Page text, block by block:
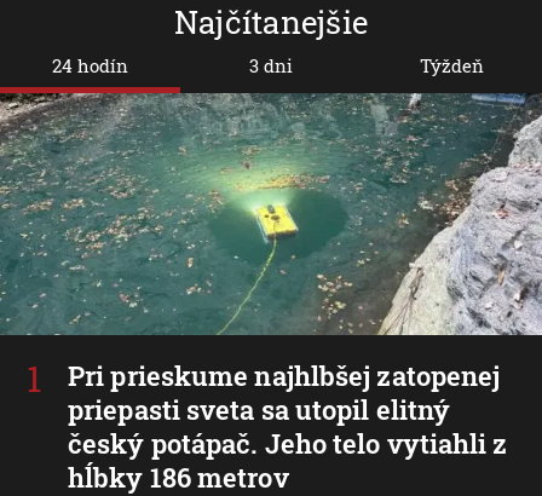
Najčítanejšie
24 hodín
Pri prieskume najhlbšej zatopenej
priepasti sveta sa utopil elitný
český potápač. Jeho telo vytiahli z
hĺbky 186 metrov
3 dni Týždeň